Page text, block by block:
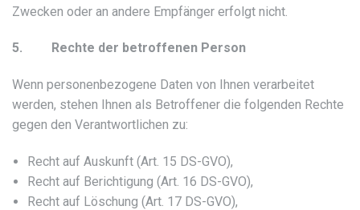
Zwecken oder an andere Empfänger erfolgt nicht.
5. Rechte der betroffenen Person
Wenn personenbezogene Daten von Ihnen verarbeitet
werden, stehen Ihnen als Betroffener die folgenden Rechte
gegen den Verantwortlichen zu:
Recht auf Auskunft (Art. 15 DS-GVO),
Recht auf Berichtigung (Art. 16 DS-GVO),
Recht auf Löschung (Art. 17 DS-GVO),